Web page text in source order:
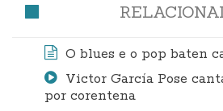
O blues e o pop baten
Victor García Pose
por corentena